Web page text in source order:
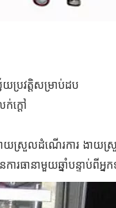
រវត្តិសម្រាប់ដប
ក់ក្តៅ
យស្រួលដំណើរការ ងាយស្រួ
ារធានាមួយឆ្នាំបន្ទាប់ពី